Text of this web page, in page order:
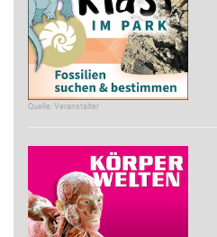
Quelle: Veranstalter